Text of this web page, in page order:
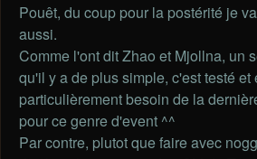
Pouêt, du coup pour la postérité je
aussi.
Comme l'ont dit Zhao et Mjollna, un
qu'il y a de plus simple, c'est testé et
particulièrement besoin de la
pour ce genre d'event ^^
Par contre, plutot que faire avec